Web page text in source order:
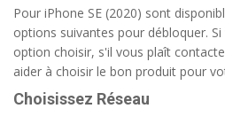
Pour iPhone SE (2020) sont
options suivantes pour débloquer.
option choisir, s'il vous plaît
aider à choisir le bon produit pour
Choisissez Réseau